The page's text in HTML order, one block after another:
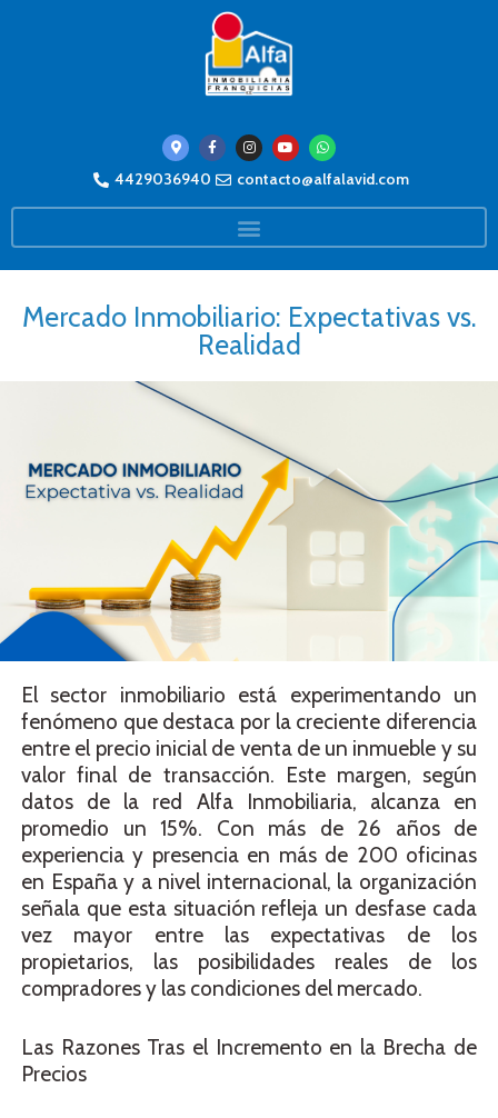
4429036940 contacto@alfalavid.com
Mercado Inmobiliario: Expectativas vs.
Realidad
El sector inmobiliario está experimentando un
fenómeno que destaca por la creciente diferencia
entre el precio inicial de venta de un inmueble y su
valor final de transacción. Este margen, según
datos de la red Alfa Inmobiliaria, alcanza en
promedio un 15%. Con más de 26 años de
experiencia y presencia en más de 200 oficinas
en España y a nivel internacional, la organización
señala que esta situación refleja un desfase cada
vez mayor entre las expectativas de los
propietarios, las posibilidades reales de los
compradores y las condiciones del mercado.
Las Razones Tras el Incremento en la Brecha de
Precios